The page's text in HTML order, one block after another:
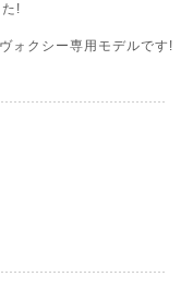
!
ォクシー専用モデルです!